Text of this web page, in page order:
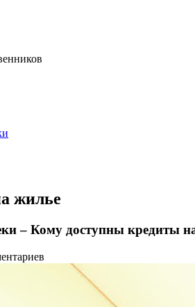
жилье
– Кому доступны кредиты